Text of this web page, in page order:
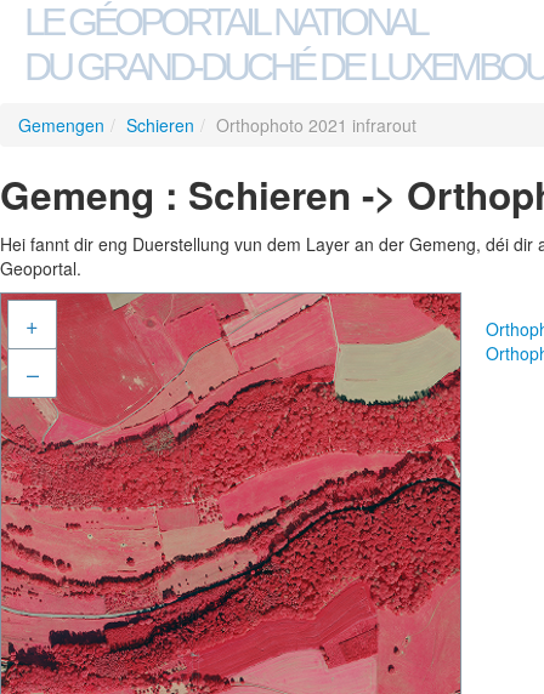
LE GÉOPORTAIL NATIONAL
DU GRAND-DUCHÉ DE
Gemengen / Schieren / Orthophoto 2021 infrarout
Gemeng : Schieren ->
Hei fannt dir eng Duerstellung vun dem Layer an der Gemeng, déi
Geoportal.
+
–